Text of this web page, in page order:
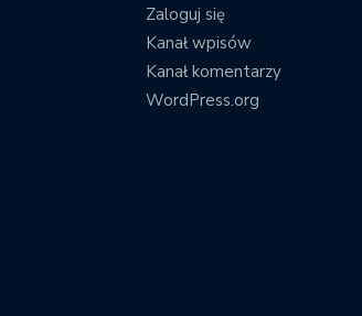
Zaloguj się
Kanał wpisów
Kanał komentarzy
WordPress.org